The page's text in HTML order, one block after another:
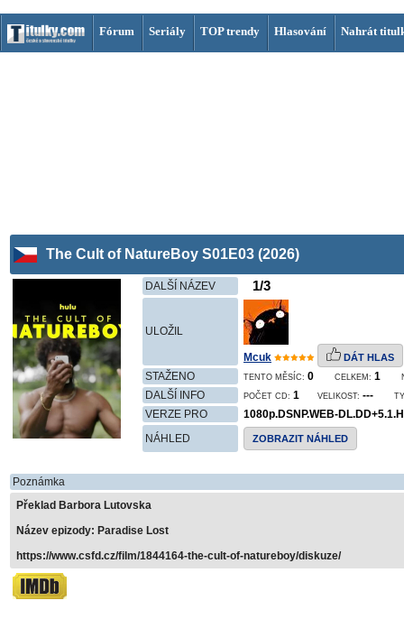
Fórum Seriály TOP trendy Hlasování Nahrát
The Cult of NatureBoy S01E03 (2026)
DALŠÍ NÁZEV 1/3
ULOŽIL
Mcuk DÁT HLAS
STAŽENO TENTO MĚSÍC: 0 CELKEM: 1
DALŠÍ INFO POČET CD: 1 VELIKOST: ---
VERZE PRO
1080p.DSNP.WEB-
NÁHLED
ZOBRAZIT NÁHLED
Poznámka
Překlad Barbora Lutovska
Název epizody: Paradise Lost
https://www.csfd.cz/film/1844164-the-cult-of-natureboy/diskuze/